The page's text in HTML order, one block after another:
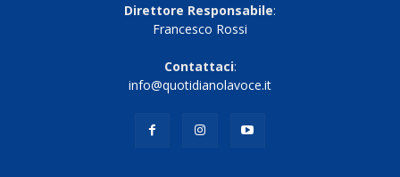
Direttore Responsabile:
Francesco Rossi
Contattaci:
info@quotidianolavoce.it